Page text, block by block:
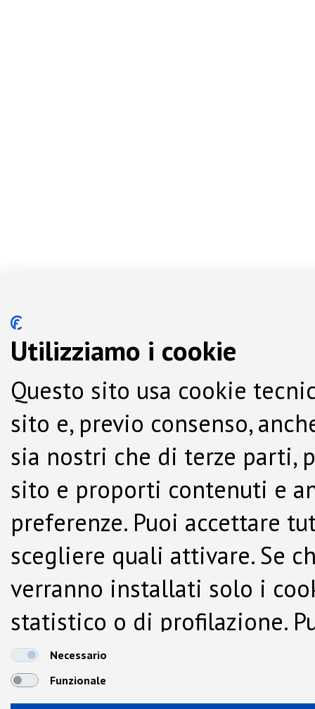
Utilizziamo i cookie
Questo sito usa cookie
sito e, previo consenso,
sia nostri che di terze parti,
sito e proporti contenuti e
preferenze. Puoi accettare
scegliere quali attivare. Se
verranno installati solo i
statistico o di profilazione.
dalla Cookie Policy.
Necessario
Funzionale